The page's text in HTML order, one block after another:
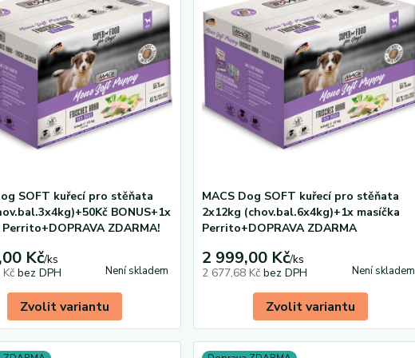
SOFT kuřecí pro stěňata
BONUS+1x
ZDARMA!
Kč/ks
bez DPH Není skladem
Zvolit variantu
MACS Dog SOFT kuřecí pro stěňata
2x12kg (chov.bal.6x4kg)+1x masíčka
Perrito+DOPRAVA ZDARMA
2 999,00 Kč/ks
2 677,68 Kčbez DPH Není skladem
Zvolit variantu